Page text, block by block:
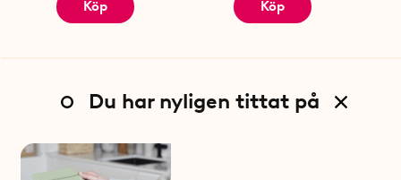
Köp Köp
Du har nyligen tittat på